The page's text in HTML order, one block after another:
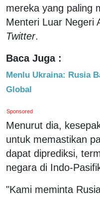
mereka yang paling
Menteri Luar Negeri
Twitter.
Baca Juga :
Menlu Ukraina: Rusia
Global
Sponsored
Menurut dia,
untuk memastikan
dapat diprediksi,
negara di Indo-
"Kami meminta